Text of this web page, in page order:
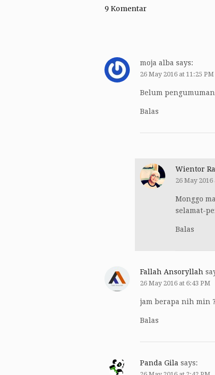
9 Komentar
moja alba says:
26 May 2016 at 11:25 PM
Belum
Balas
Wientor
26 May 2016
Monggo
selamat-
Balas
Fallah Ansoryllah
26 May 2016 at 6:43 PM
jam berapa nih min ?
Balas
Panda Gila says: